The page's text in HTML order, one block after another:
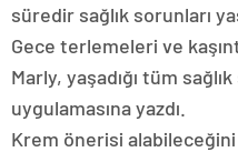
süredir sağlık sorunları
Gece terlemeleri ve
Marly, yaşadığı tüm
uygulamasına yazdı.
Krem önerisi